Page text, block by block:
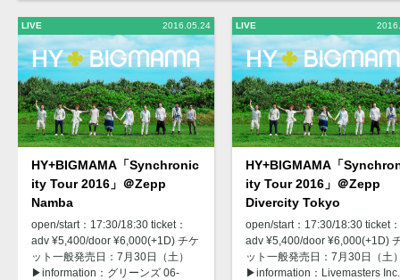
LIVE 2016.05.24
HY+BIGMAMA「Synchronic
ity Tour 2016」＠Zepp
Namba
open/start：17:30/18:30 ticket：
adv ¥5,400/door ¥6,000(+1D) チケ
ット一般発売日：7月30日（土）
▶︎information：グリーンズ 06-
LIVE
HY+BIGMAMA「
ity Tour 2016」＠Zepp
Divercity Tokyo
open/start：17:30/18:30 ticket：
adv ¥5,400/door ¥6,000(+1D)
ット一般発売日：7月30日（土
▶︎information：Livemasters Inc.